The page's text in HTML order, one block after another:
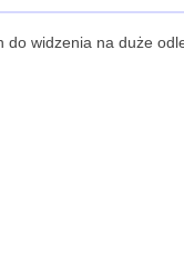
widzenia na duże